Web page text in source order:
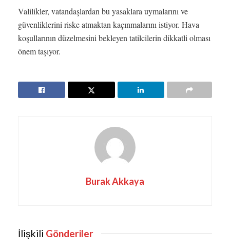
Valilikler, vatandaşlardan bu yasaklara uymalarını ve
güvenliklerini riske atmaktan kaçınmalarını istiyor. Hava
koşullarının düzelmesini bekleyen tatilcilerin dikkatli olması
önem taşıyor.
Burak Akkaya
İlişkili Gönderiler